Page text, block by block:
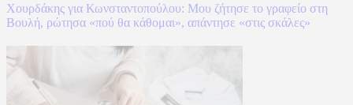
Χουρδάκης για Κωνσταντοπούλου: Μου ζήτησε το γραφείο στη
Βουλή, ρώτησα «πού θα κάθομαι», απάντησε «στις σκάλες»